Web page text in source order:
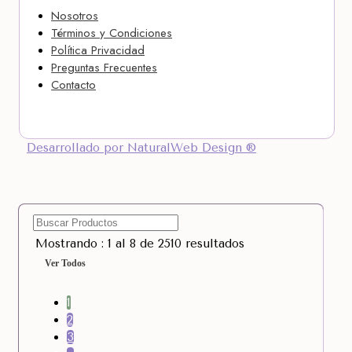
Nosotros
Términos y Condiciones
Política Privacidad
Preguntas Frecuentes
Contacto
Desarrollado por NaturalWeb Design ®
Mostrando : 1 al 8 de 2510 resultados
Ver Todos
1
2
3